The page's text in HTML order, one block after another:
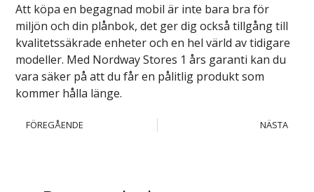
Att köpa en begagnad mobil är inte bara bra för
miljön och din plånbok, det ger dig också tillgång till
kvalitetssäkrade enheter och en hel värld av tidigare
modeller. Med Nordway Stores 1 års garanti kan du
vara säker på att du får en pålitlig produkt som
kommer hålla länge.
FÖREGÅENDE NÄSTA